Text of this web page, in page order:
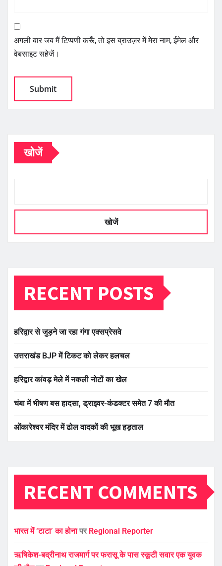
अगली बार जब मैं टिप्पणी करूँ, तो इस ब्राउज़र में मेरा नाम, ईमेल और
वेबसाइट सहेजें।
खोजें
खोजें
RECENT POSTS
हरिद्वार से जुड़ने जा रहा गंगा एक्सप्रेसवे
उत्तराखंड BJP में टिकट को लेकर हलचल
हरिद्वार कांवड़ मेले में नकली नोटों का खेल
चंबा में भीषण बस हादसा, ड्राइवर-कंडक्टर समेत 7 की मौत
ओंकारेश्वर मंदिर में ढोल वादकों की भूख हड़ताल
RECENT COMMENTS
भारत में ‘टाटा’ का होनापर Regional Reporter
ऋषिकेश-बद्रीनाथ राजमार्ग पर फरासू के पास स्कूटी सवार एक युवक